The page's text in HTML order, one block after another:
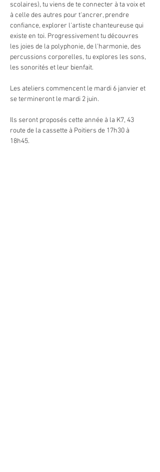
scolaires), tu viens de te connecter à ta voix et
à celle des autres pour t'ancrer, prendre
confiance, explorer l'artiste chanteureuse qui
existe en toi. Progressivement tu découvres
les joies de la polyphonie, de l'harmonie, des
percussions corporelles, tu explores les sons,
les sonorités et leur bienfait.
Les ateliers commencent le mardi 6 janvier et
se termineront le mardi 2 juin.
Ils seront proposés cette année à la K7, 43
route de la cassette à Poitiers de 17h30 à
18h45.